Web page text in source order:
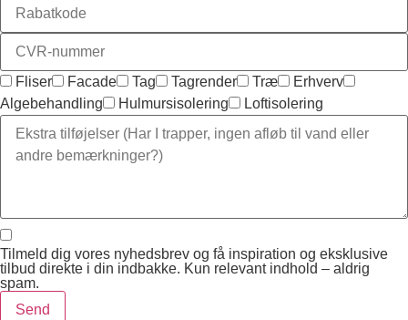
Fliser Facade Tag Tagrender Træ
Erhverv
Algebehandling
Hulmursisolering Loftisolering
Tilmeld dig vores nyhedsbrev og få inspiration og eksklusive
tilbud direkte i din indbakke. Kun relevant indhold – aldrig
spam.
Send